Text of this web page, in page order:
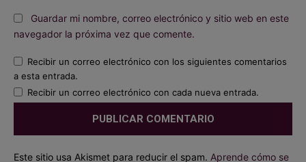
Guardar mi nombre, correo electrónico y sitio web en este
navegador la próxima vez que comente.
Recibir un correo electrónico con los siguientes comentarios
a esta entrada.
Recibir un correo electrónico con cada nueva entrada.
Este sitio usa Akismet para reducir el spam. Aprende cómo se